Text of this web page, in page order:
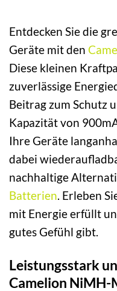
Entdecken Sie die
Geräte mit den
Diese kleinen
zuverlässige
Beitrag zum Schutz
Kapazität von
Ihre Geräte
dabei
nachhaltige
Batterien. Erleben
mit Energie erfüllt
gutes Gefühl gibt.
Leistungsstark
Camelion